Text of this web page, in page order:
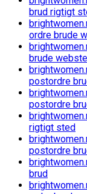
brud rigtigt
ordre brude
brude
postordre
postordre
rigtigt sted
postordre
brud